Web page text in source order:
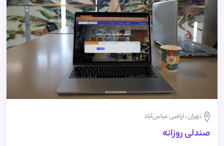
تهران ، اراضی عباس‌آباد
صندلی روزانه